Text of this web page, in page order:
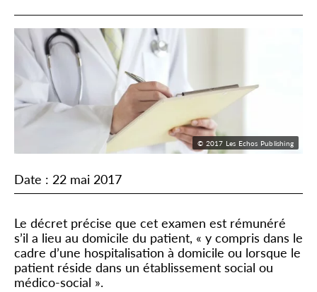
Date : 22 mai 2017
Le décret précise que cet examen est rémunéré
s’il a lieu au domicile du patient, « y compris dans le
cadre d’une hospitalisation à domicile ou lorsque le
patient réside dans un établissement social ou
médico-social ».
© 2017 Les Echos Publishing